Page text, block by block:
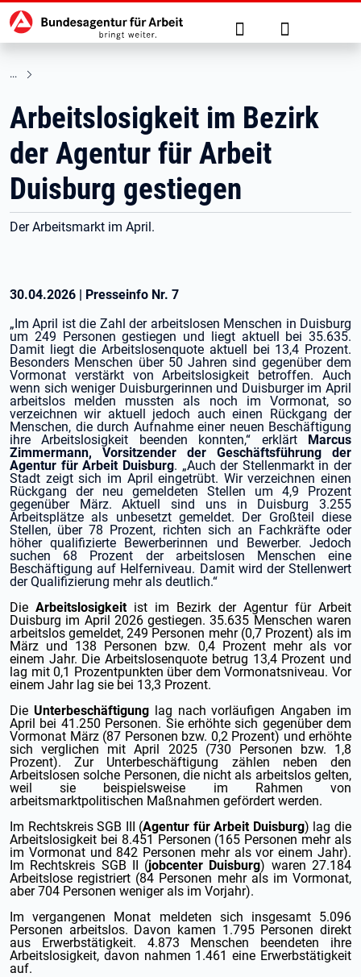
zu den Hauptinhalten springen
Hauptnavigation Suche Anmelden
Arbeitslosigkeit im Bezirk
der Agentur für Arbeit
Duisburg gestiegen
Der Arbeitsmarkt im April.
30.04.2026 | Presseinfo Nr. 7
„Im April ist die Zahl der arbeitslosen Menschen in Duisburg
um 249 Personen gestiegen und liegt aktuell bei 35.635.
Damit liegt die Arbeitslosenquote aktuell bei 13,4 Prozent.
Besonders Menschen über 50 Jahren sind gegenüber dem
Vormonat verstärkt von Arbeitslosigkeit betroffen. Auch
wenn sich weniger Duisburgerinnen und Duisburger im April
arbeitslos melden mussten als noch im Vormonat, so
verzeichnen wir aktuell jedoch auch einen Rückgang der
Menschen, die durch Aufnahme einer neuen Beschäftigung
ihre Arbeitslosigkeit beenden konnten,“ erklärt Marcus
Zimmermann, Vorsitzender der Geschäftsführung der
Agentur für Arbeit Duisburg. „Auch der Stellenmarkt in der
Stadt zeigt sich im April eingetrübt. Wir verzeichnen einen
Rückgang der neu gemeldeten Stellen um 4,9 Prozent
gegenüber März. Aktuell sind uns in Duisburg 3.255
Arbeitsplätze als unbesetzt gemeldet. Der Großteil diese
Stellen, über 78 Prozent, richten sich an Fachkräfte oder
höher qualifizierte Bewerberinnen und Bewerber. Jedoch
suchen 68 Prozent der arbeitslosen Menschen eine
Beschäftigung auf Helferniveau. Damit wird der Stellenwert
der Qualifizierung mehr als deutlich.“
Die Arbeitslosigkeitist im Bezirk der Agentur für Arbeit
Duisburg im April 2026 gestiegen. 35.635 Menschen waren
arbeitslos gemeldet, 249 Personen mehr (0,7 Prozent) als im
März und 138 Personen bzw. 0,4 Prozent mehr als vor
einem Jahr. Die Arbeitslosenquote betrug 13,4 Prozent und
lag mit 0,1 Prozentpunkten über dem Vormonatsniveau. Vor
einem Jahr lag sie bei 13,3 Prozent.
Die Unterbeschäftigunglag nach vorläufigen Angaben im
April bei 41.250 Personen. Sie erhöhte sich gegenüber dem
Vormonat März (87 Personen bzw. 0,2 Prozent) und erhöhte
sich verglichen mit April 2025 (730 Personen bzw. 1,8
Prozent). Zur Unterbeschäftigung zählen neben den
Arbeitslosen solche Personen, die nicht als arbeitslos gelten,
weil sie beispielsweise im Rahmen von
arbeitsmarktpolitischen Maßnahmen gefördert werden.
Im Rechtskreis SGB III (Agentur für Arbeit Duisburg) lag die
Arbeitslosigkeit bei 8.451 Personen (165 Personen mehr als
im Vormonat und 842 Personen mehr als vor einem Jahr).
Im Rechtskreis SGB II (jobcenter Duisburg) waren 27.184
Arbeitslose registriert (84 Personen mehr als im Vormonat,
aber 704 Personen weniger als im Vorjahr).
Im vergangenen Monat meldeten sich insgesamt 5.096
Personen arbeitslos. Davon kamen 1.795 Personen direkt
aus Erwerbstätigkeit. 4.873 Menschen beendeten ihre
Arbeitslosigkeit, davon nahmen 1.461 eine Erwerbstätigkeit
auf.